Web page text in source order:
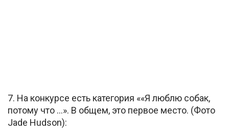
7. На конкурсе есть категория ««Я люблю собак,
потому что …». В общем, это первое место. (Фото
Jade Hudson):